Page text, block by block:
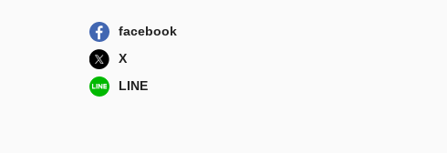
facebook
X
LINE